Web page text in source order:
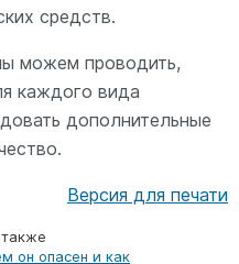
средств.
можем проводить,
каждого вида
дополнительные
Версия для печати
он опасен и как